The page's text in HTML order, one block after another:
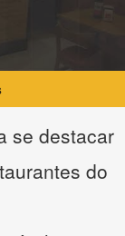
se destacar
do